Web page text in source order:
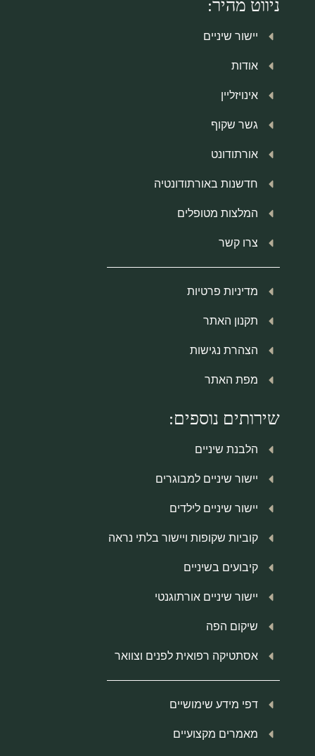
ניווט מהיר:
יישור שיניים
אודות
אינויזליין
גשר שקוף
אורתודונט
חדשנות באורתודונטיה
המלצות מטופלים
צרו קשר
מדיניות פרטיות
תקנון האתר
הצהרת נגישות
מפת האתר
שירותים נוספים:
הלבנת שיניים
יישור שיניים למבוגרים
יישור שיניים לילדים
קוביות שקופות ויישור בלתי נראה
קיבועים בשיניים
יישור שיניים אורתוגנטי
שיקום הפה
אסתטיקה רפואית לפנים וצוואר
דפי מידע שימושיים
מאמרים מקצועיים